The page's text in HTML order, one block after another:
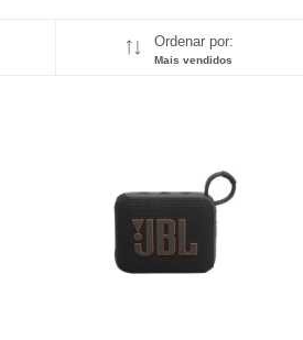
Ordenar por:
Mais vendidos